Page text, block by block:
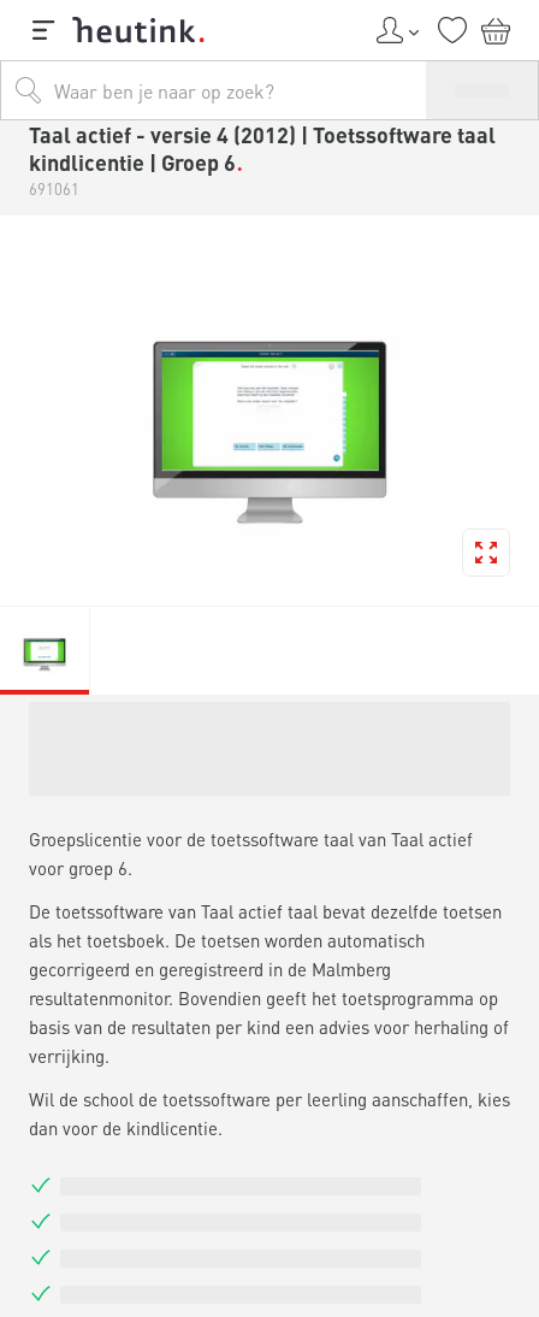
Taal actief - versie 4 (2012) | Toetssoftware taal
kindlicentie | Groep 6
691061
Groepslicentie voor de toetssoftware taal van Taal actief
voor groep 6.
De toetssoftware van Taal actief taal bevat dezelfde toetsen
als het toetsboek. De toetsen worden automatisch
gecorrigeerd en geregistreerd in de Malmberg
resultatenmonitor. Bovendien geeft het toetsprogramma op
basis van de resultaten per kind een advies voor herhaling of
verrijking.
Wil de school de toetssoftware per leerling aanschaffen, kies
dan voor de kindlicentie.